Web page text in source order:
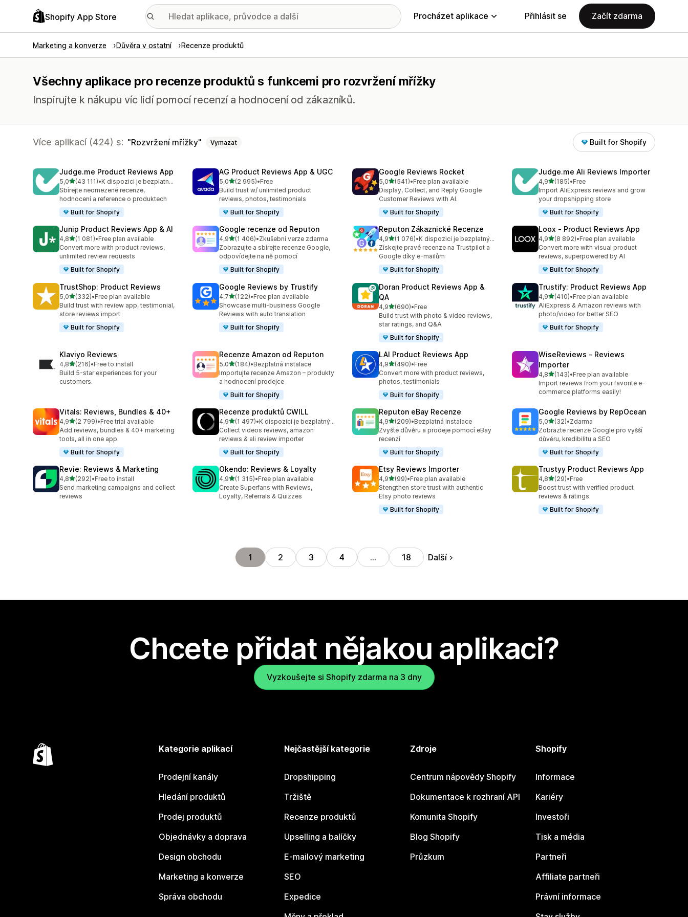
Shopify App Store Procházet aplikace Přihlásit se Začít zdarma
Marketing a konverze Důvěra v ostatní Recenze produktů
Všechny aplikace pro recenze produktů s funkcemi pro rozvržení mřížky
Inspirujte k nákupu víc lidí pomocí recenzí a hodnocení od zákazníků.
Více aplikací (424) s: Rozvržení mřížky Vymazat Built for Shopify
Judge.me Product Reviews App
5,0z 5 hvězd
(43 111)
Celkový počet recenzí: 43111
•
K dispozici je bezplatný plán
Sbírejte neomezené recenze,
hodnocení a reference o produktech
Built for Shopify
AG Product Reviews App & UGC
5,0z 5 hvězd
(2 995)
Celkový počet recenzí: 2995
•Free
Build trust w/ unlimited product
reviews, photos, testimonials
Built for Shopify
Google Reviews Rocket
5,0z 5 hvězd
(541)
Celkový počet recenzí: 541
•Free plan available
Display, Collect, and Reply Google
Customer Reviews with AI.
Built for Shopify
Judge.me Ali Reviews Importer
4,9z 5 hvězd
(185)
Celkový počet recenzí: 185
•Free
Import AliExpress reviews and grow
your dropshipping store
Built for Shopify
Junip Product Reviews App & AI
4,8z 5 hvězd
(1 081)
Celkový počet recenzí: 1081
•Free plan available
Convert more with product reviews,
unlimited review requests
Built for Shopify
Google recenze od Reputon
4,9z 5 hvězd
(1 406)
Celkový počet recenzí: 1406
•Zkušební verze zdarma
Zobrazujte a sbírejte recenze Google,
odpovídejte na ně pomocí
Built for Shopify
Reputon Zákaznické Recenze
4,9z 5 hvězd
(1 076)
Celkový počet recenzí: 1076
•
K dispozici je bezplatný plán
Získejte pravé recenze na Trustpilot a
Google díky e-mailům
Built for Shopify
Loox ‑ Product Reviews App
4,9z 5 hvězd
(8 892)
Celkový počet recenzí: 8892
•Free plan available
Convert more with visual product
reviews, superpowered by AI
Built for Shopify
TrustShop: Product Reviews
5,0z 5 hvězd
(332)
Celkový počet recenzí: 332
•Free plan available
Build trust with review app, testimonial,
store reviews import
Built for Shopify
Google Reviews by Trustify
4,7z 5 hvězd
(122)
Celkový počet recenzí: 122
•Free plan available
Showcase multi-business Google
Reviews with auto translation
Built for Shopify
Doran Product Reviews App &
QA
4,9z 5 hvězd
(690)
Celkový počet recenzí: 690
•Free
Build trust with photo & video reviews,
star ratings, and Q&A
Built for Shopify
Trustify: Product Reviews App
4,9z 5 hvězd
(410)
Celkový počet recenzí: 410
•Free plan available
AliExpress & Amazon reviews with
photo/video for better SEO
Built for Shopify
Klaviyo Reviews
4,8z 5 hvězd
(216)
Celkový počet recenzí: 216
•Free to install
Build 5-star experiences for your
customers.
Recenze Amazon od Reputon
5,0z 5 hvězd
(184)
Celkový počet recenzí: 184
•Bezplatná instalace
Importujte recenze Amazon – produkty
a hodnocení prodejce
Built for Shopify
LAI Product Reviews App
4,9z 5 hvězd
(490)
Celkový počet recenzí: 490
•Free
Convert more with product reviews,
photos, testimonials
Built for Shopify
WiseReviews ‑ Reviews
Importer
4,8z 5 hvězd
(143)
Celkový počet recenzí: 143
•Free plan available
Import reviews from your favorite e-
commerce platforms easily!
Vitals: Reviews, Bundles & 40+
4,9z 5 hvězd
(2 799)
Celkový počet recenzí: 2799
•Free trial available
Add reviews, bundles & 40+ marketing
tools, all in one app
Built for Shopify
Recenze produktů CWILL
4,9z 5 hvězd
(1 497)
Celkový počet recenzí: 1497
•
K dispozici je bezplatný plán
Collect videos reviews, amazon
reviews & ali review importer
Built for Shopify
Reputon eBay Recenze
4,9z 5 hvězd
(209)
Celkový počet recenzí: 209
•Bezplatná instalace
Zvyšte důvěru a prodeje pomocí eBay
recenzí
Built for Shopify
Google Reviews by RepOcean
5,0z 5 hvězd
(32)
Celkový počet recenzí: 32
•Zdarma
Zobrazte recenze Google pro vyšší
důvěru, kredibilitu a SEO
Built for Shopify
Revie: Reviews & Marketing
4,8z 5 hvězd
(292)
Celkový počet recenzí: 292
•Free to install
Send marketing campaigns and collect
reviews
Okendo: Reviews & Loyalty
4,9z 5 hvězd
(1 315)
Celkový počet recenzí: 1315
•Free plan available
Create Superfans with Reviews,
Loyalty, Referrals & Quizzes
Etsy Reviews Importer
4,9z 5 hvězd
(99)
Celkový počet recenzí: 99
•Free plan available
Stengthen store trust with authentic
Etsy photo reviews
Built for Shopify
Trustyy Product Reviews App
4,8z 5 hvězd
(29)
Celkový počet recenzí: 29
•Free
Boost trust with verified product
reviews & ratings
Built for Shopify
1 2 3 4 … 18 Další
Chcete přidat nějakou aplikaci?
Vyzkoušejte si Shopify zdarma na 3 dny
Kategorie aplikací
Prodejní kanály
Hledání produktů
Prodej produktů
Objednávky a doprava
Design obchodu
Marketing a konverze
Správa obchodu
Nejčastější kategorie
Dropshipping
Tržiště
Recenze produktů
Upselling a balíčky
E-mailový marketing
SEO
Expedice
Zdroje
Centrum nápovědy Shopify
Dokumentace k rozhraní API
Komunita Shopify
Blog Shopify
Průzkum
Shopify
Informace
Kariéry
Investoři
Tisk a média
Partneři
Affiliate partneři
Právní informace